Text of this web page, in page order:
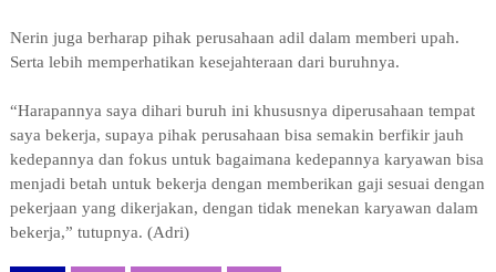
Nerin juga berharap pihak perusahaan adil dalam memberi upah.
Serta lebih memperhatikan kesejahteraan dari buruhnya.
“Harapannya saya dihari buruh ini khususnya diperusahaan tempat
saya bekerja, supaya pihak perusahaan bisa semakin berfikir jauh
kedepannya dan fokus untuk bagaimana kedepannya karyawan bisa
menjadi betah untuk bekerja dengan memberikan gaji sesuai dengan
pekerjaan yang dikerjakan, dengan tidak menekan karyawan dalam
bekerja,” tutupnya. (Adri)